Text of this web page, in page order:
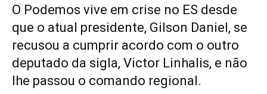
O Podemos vive em crise no ES desde
que o atual presidente, Gilson Daniel, se
recusou a cumprir acordo com o outro
deputado da sigla, Victor Linhalis, e não
lhe passou o comando regional.